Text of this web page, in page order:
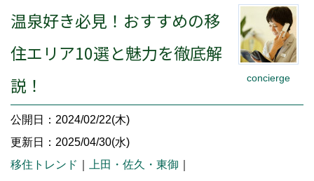
concierge
温泉好き必見！おすすめの移
住エリア10選と魅力を徹底解
説！
公開日：2024/02/22(木)
更新日：2025/04/30(水)
移住トレンド
上田・佐久・東御